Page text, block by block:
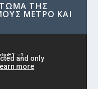
ΤΗΣ
ΜΕΤΡΟ ΚΑΙ